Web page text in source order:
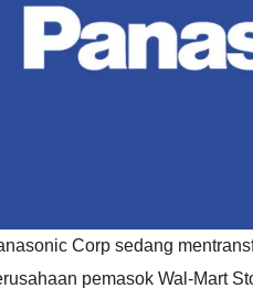
Corp sedang
pemasok Wal-Mart